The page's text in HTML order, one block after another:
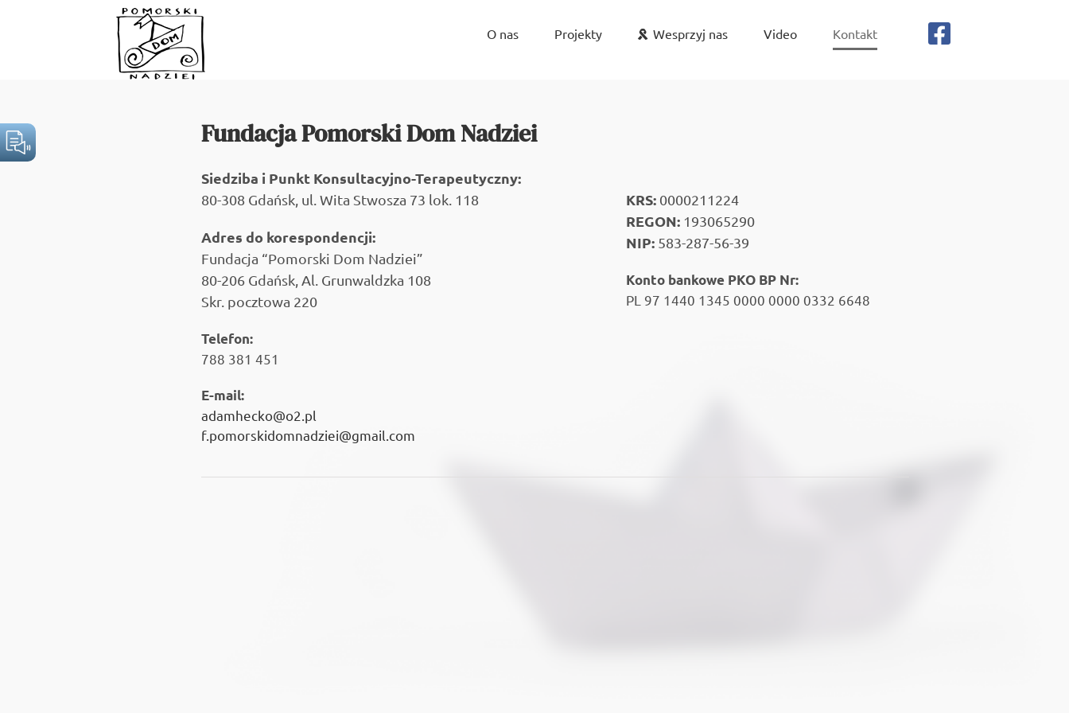
O nas Projekty Wesprzyj nas Video Kontakt
Fundacja Pomorski Dom Nadziei
Siedziba i Punkt Konsultacyjno-Terapeutyczny:
80-308 Gdańsk, ul. Wita Stwosza 73 lok. 118
Adres do korespondencji:
Fundacja “Pomorski Dom Nadziei”
80-206 Gdańsk, Al. Grunwaldzka 108
Skr. pocztowa 220
Telefon:
788 381 451
E-mail:
adamhecko@o2.pl
f.pomorskidomnadziei@gmail.com
KRS: 0000211224
REGON: 193065290
NIP:583-287-56-39
Konto bankowe PKO BP Nr:
PL 97 1440 1345 0000 0000 0332 6648